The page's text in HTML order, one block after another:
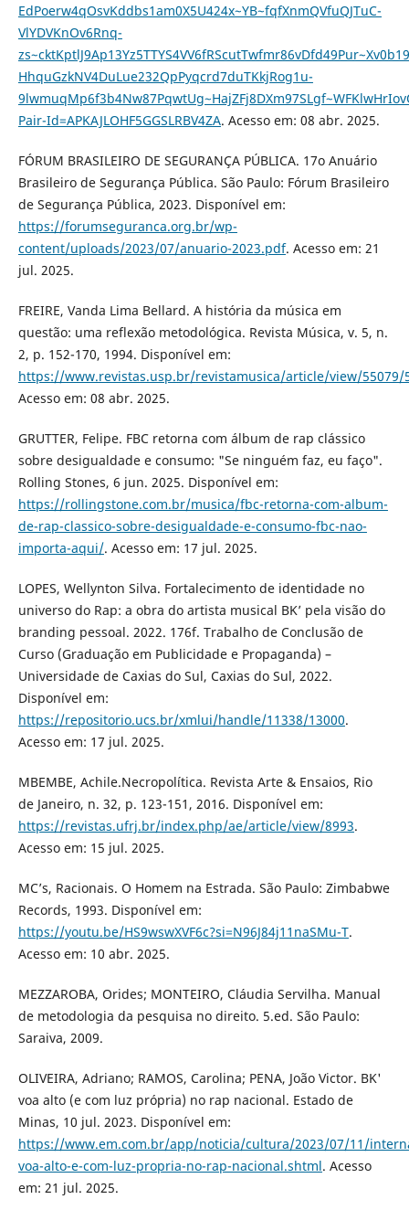
EdPoerw4qOsvKddbs1am0X5U424x~YB~fqfXnmQVfuQJTuC-
VlYDVKnOv6Rnq-
HhquGzkNV4DuLue232QpPyqcrd7duTKkjRog1u-
Pair-Id=APKAJLOHF5GGSLRBV4ZA. Acesso em: 08 abr. 2025.
FÓRUM BRASILEIRO DE SEGURANÇA PÚBLICA. 17o Anuário
Brasileiro de Segurança Pública. São Paulo: Fórum Brasileiro
de Segurança Pública, 2023. Disponível em:
https://forumseguranca.org.br/wp-
content/uploads/2023/07/anuario-2023.pdf. Acesso em: 21
jul. 2025.
FREIRE, Vanda Lima Bellard. A história da música em
questão: uma reflexão metodológica. Revista Música, v. 5, n.
2, p. 152-170, 1994. Disponível em:
https://www.revistas.usp.br/revistamusica/article/view/55079/
Acesso em: 08 abr. 2025.
GRUTTER, Felipe. FBC retorna com álbum de rap clássico
sobre desigualdade e consumo: "Se ninguém faz, eu faço".
Rolling Stones, 6 jun. 2025. Disponível em:
https://rollingstone.com.br/musica/fbc-retorna-com-album-
de-rap-classico-sobre-desigualdade-e-consumo-fbc-nao-
importa-aqui/. Acesso em: 17 jul. 2025.
LOPES, Wellynton Silva. Fortalecimento de identidade no
universo do Rap: a obra do artista musical BK’ pela visão do
branding pessoal. 2022. 176f. Trabalho de Conclusão de
Curso (Graduação em Publicidade e Propaganda) –
Universidade de Caxias do Sul, Caxias do Sul, 2022.
Disponível em:
https://repositorio.ucs.br/xmlui/handle/11338/13000.
Acesso em: 17 jul. 2025.
MBEMBE, Achile.Necropolítica. Revista Arte & Ensaios, Rio
de Janeiro, n. 32, p. 123-151, 2016. Disponível em:
https://revistas.ufrj.br/index.php/ae/article/view/8993.
Acesso em: 15 jul. 2025.
MC’s, Racionais. O Homem na Estrada. São Paulo: Zimbabwe
Records, 1993. Disponível em:
https://youtu.be/HS9wswXVF6c?si=N96J84j11naSMu-T.
Acesso em: 10 abr. 2025.
MEZZAROBA, Orides; MONTEIRO, Cláudia Servilha. Manual
de metodologia da pesquisa no direito. 5.ed. São Paulo:
Saraiva, 2009.
OLIVEIRA, Adriano; RAMOS, Carolina; PENA, João Victor. BK'
voa alto (e com luz própria) no rap nacional. Estado de
Minas, 10 jul. 2023. Disponível em:
https://www.em.com.br/app/noticia/cultura/2023/07/11/
voa-alto-e-com-luz-propria-no-rap-nacional.shtml. Acesso
em: 21 jul. 2025.